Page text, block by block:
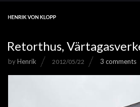
Retorthus,
byHenrik 2012/05/22 3 comments